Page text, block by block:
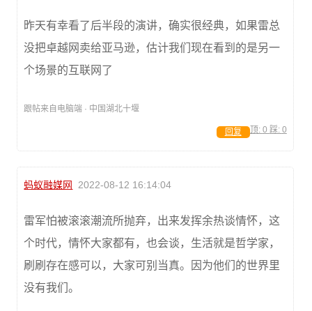
昨天有幸看了后半段的演讲，确实很经典，如果雷总
没把卓越网卖给亚马逊，估计我们现在看到的是另一
个场景的互联网了
跟帖来自电脑端 · 中国湖北十堰
顶: 0 踩: 0
回复
蚂蚁融媒网 2022-08-12 16:14:04
雷军怕被滚滚潮流所抛弃，出来发挥余热谈情怀，这
个时代，情怀大家都有，也会谈，生活就是哲学家，
刷刷存在感可以，大家可别当真。因为他们的世界里
没有我们。